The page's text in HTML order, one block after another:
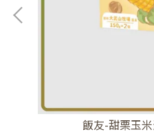
飯友-甜栗玉